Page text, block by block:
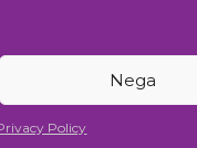
Nega
Policy
culturale per la